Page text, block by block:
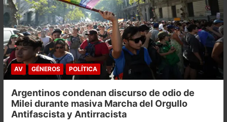
AV GÉNEROS POLÍTICA
Argentinos condenan discurso de odio de
Milei durante masiva Marcha del Orgullo
Antifascista y Antirracista